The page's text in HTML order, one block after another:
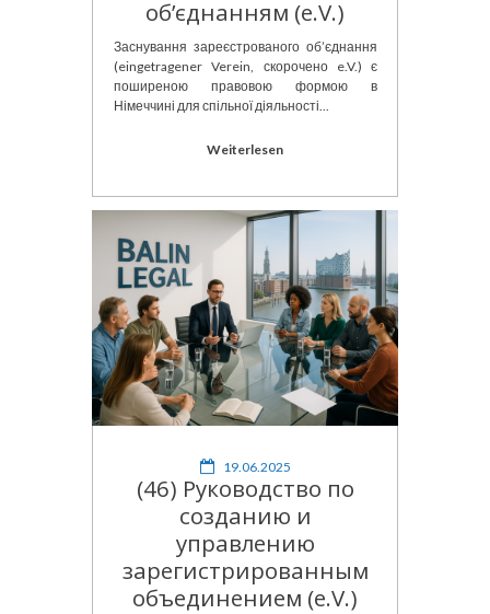
об’єднанням (e.V.)
Заснування зареєстрованого об’єднання
(eingetragener Verein, скорочено e.V.) є
поширеною правовою формою в
Німеччині для спільної діяльності...
Weiterlesen
19.06.2025
(46) Руководство по
созданию и
управлению
зарегистрированным
объединением (e.V.)